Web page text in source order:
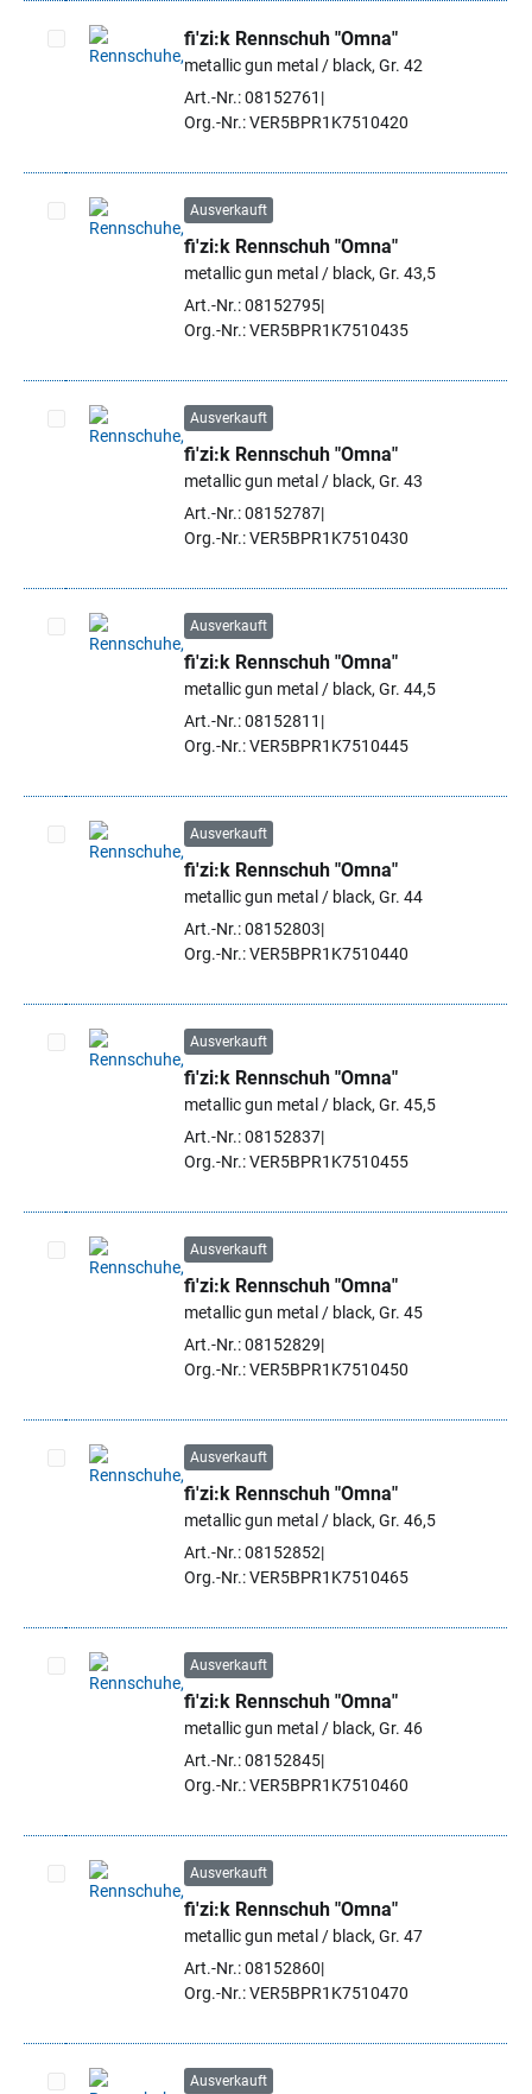
Artikel auswählen
fi'zi:k Rennschuh "Omna"
metallic gun metal / black, Gr. 42
Art.-Nr.: 08152761
Org.-Nr.: VER5BPR1K7510420
Artikel auswählen
Ausverkauft
fi'zi:k Rennschuh "Omna"
metallic gun metal / black, Gr. 43,5
Art.-Nr.: 08152795
Org.-Nr.: VER5BPR1K7510435
Artikel auswählen
Ausverkauft
fi'zi:k Rennschuh "Omna"
metallic gun metal / black, Gr. 43
Art.-Nr.: 08152787
Org.-Nr.: VER5BPR1K7510430
Artikel auswählen
Ausverkauft
fi'zi:k Rennschuh "Omna"
metallic gun metal / black, Gr. 44,5
Art.-Nr.: 08152811
Org.-Nr.: VER5BPR1K7510445
Artikel auswählen
Ausverkauft
fi'zi:k Rennschuh "Omna"
metallic gun metal / black, Gr. 44
Art.-Nr.: 08152803
Org.-Nr.: VER5BPR1K7510440
Artikel auswählen
Ausverkauft
fi'zi:k Rennschuh "Omna"
metallic gun metal / black, Gr. 45,5
Art.-Nr.: 08152837
Org.-Nr.: VER5BPR1K7510455
Artikel auswählen
Ausverkauft
fi'zi:k Rennschuh "Omna"
metallic gun metal / black, Gr. 45
Art.-Nr.: 08152829
Org.-Nr.: VER5BPR1K7510450
Artikel auswählen
Ausverkauft
fi'zi:k Rennschuh "Omna"
metallic gun metal / black, Gr. 46,5
Art.-Nr.: 08152852
Org.-Nr.: VER5BPR1K7510465
Artikel auswählen
Ausverkauft
fi'zi:k Rennschuh "Omna"
metallic gun metal / black, Gr. 46
Art.-Nr.: 08152845
Org.-Nr.: VER5BPR1K7510460
Artikel auswählen
Ausverkauft
fi'zi:k Rennschuh "Omna"
metallic gun metal / black, Gr. 47
Art.-Nr.: 08152860
Org.-Nr.: VER5BPR1K7510470
Ausverkauft